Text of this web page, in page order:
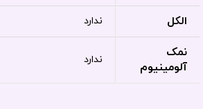
الکل ندارد
نمک
آلومینیوم
ندارد